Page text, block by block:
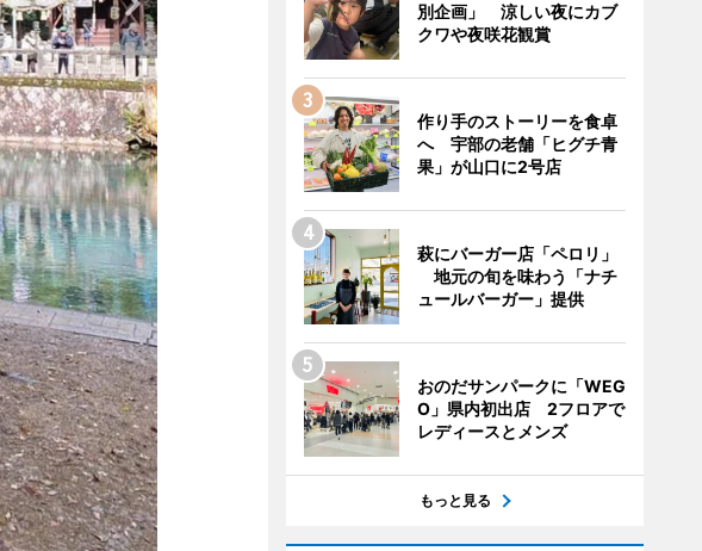
別企画」 涼しい夜にカブ
クワや夜咲花観賞
作り手のストーリーを食卓
へ 宇部の老舗「ヒグチ青
果」が山口に2号店
萩にバーガー店「ペロリ」
地元の旬を味わう「ナチ
ュールバーガー」提供
おのだサンパークに「WEG
O」県内初出店 2フロアで
レディースとメンズ
もっと見る